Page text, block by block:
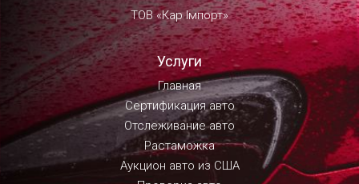
ТОВ «Кар Імпорт»
Услуги
Главная
Сертификация авто
Отслеживание авто
Растаможка
Аукцион авто из США